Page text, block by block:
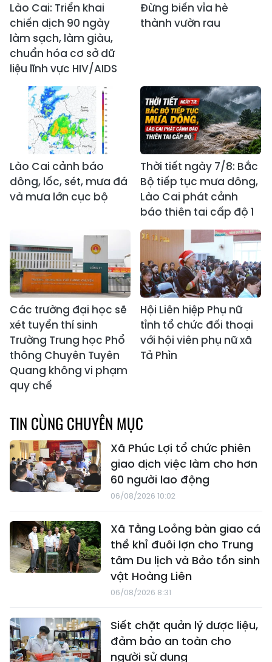
Lào Cai: Triển khai
chiến dịch 90 ngày
làm sạch, làm giàu,
chuẩn hóa cơ sở dữ
liệu lĩnh vực HIV/AIDS
Đừng biến vỉa hè
thành vườn rau
Lào Cai cảnh báo
dông, lốc, sét, mưa đá
và mưa lớn cục bộ
Thời tiết ngày 7/8: Bắc
Bộ tiếp tục mưa dông,
Lào Cai phát cảnh
báo thiên tai cấp độ 1
Các trường đại học sẽ
xét tuyển thí sinh
Trường Trung học Phổ
thông Chuyên Tuyên
Quang không vi phạm
quy chế
Hội Liên hiệp Phụ nữ
tỉnh tổ chức đối thoại
với hội viên phụ nữ xã
Tả Phìn
TIN CÙNG CHUYÊN MỤC
Xã Phúc Lợi tổ chức phiên
giao dịch việc làm cho hơn
60 người lao động
06/08/2026 10:02
Xã Tằng Loỏng bàn giao cá
thể khỉ đuôi lợn cho Trung
tâm Du lịch và Bảo tồn sinh
vật Hoàng Liên
06/08/2026 8:31
Siết chặt quản lý dược liệu,
đảm bảo an toàn cho
người sử dụng